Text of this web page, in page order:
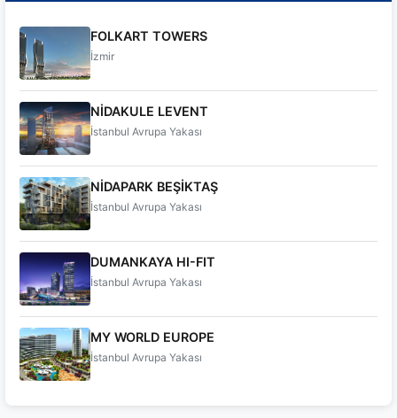
FOLKART TOWERS
İzmir
NİDAKULE LEVENT
İstanbul Avrupa Yakası
NİDAPARK BEŞİKTAŞ
İstanbul Avrupa Yakası
DUMANKAYA HI-FIT
İstanbul Avrupa Yakası
MY WORLD EUROPE
İstanbul Avrupa Yakası